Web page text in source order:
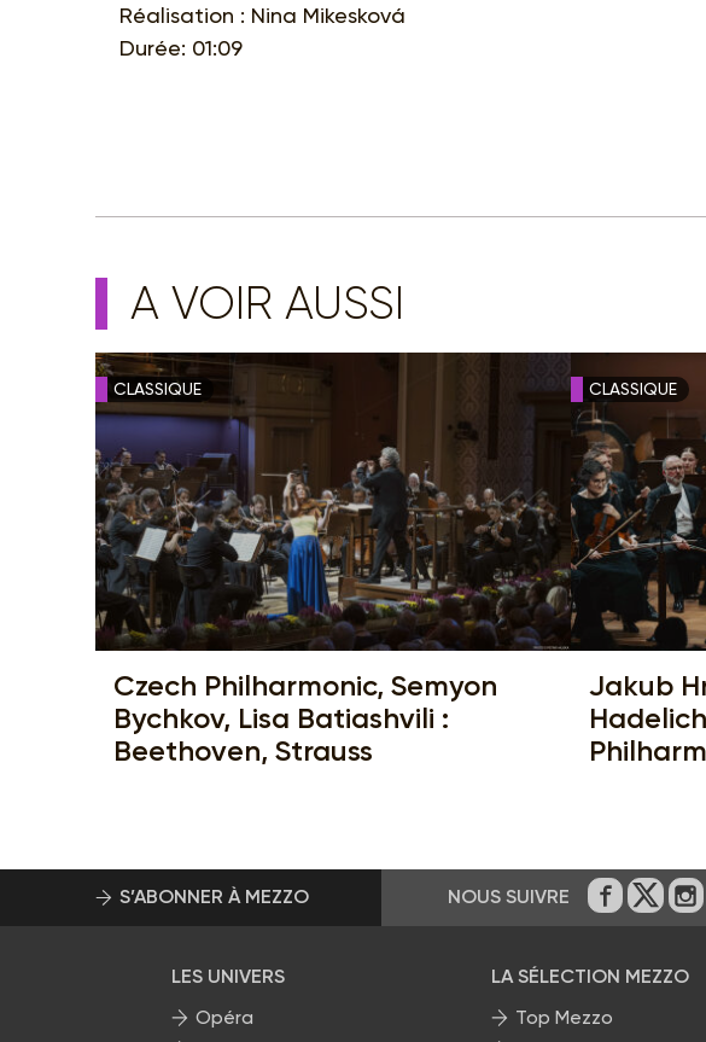
Réalisation : Nina Mikesková
Durée: 01:09
A VOIR AUSSI
CLASSIQUE
Czech Philharmonic, Semyon
Bychkov, Lisa Batiashvili :
Beethoven, Strauss
CLASSIQUE
Jakub
S’ABONNER À MEZZO NOUS SUIVRE SurSur
LES UNIVERS
Opéra
LA SÉLECTION MEZZO
Top Mezzo